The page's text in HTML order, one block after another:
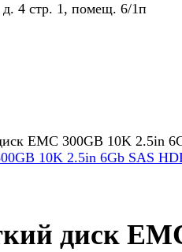
д. 4 стр. 1, помещ. 6/1п
EMC 300GB 10K 2.5in
диск